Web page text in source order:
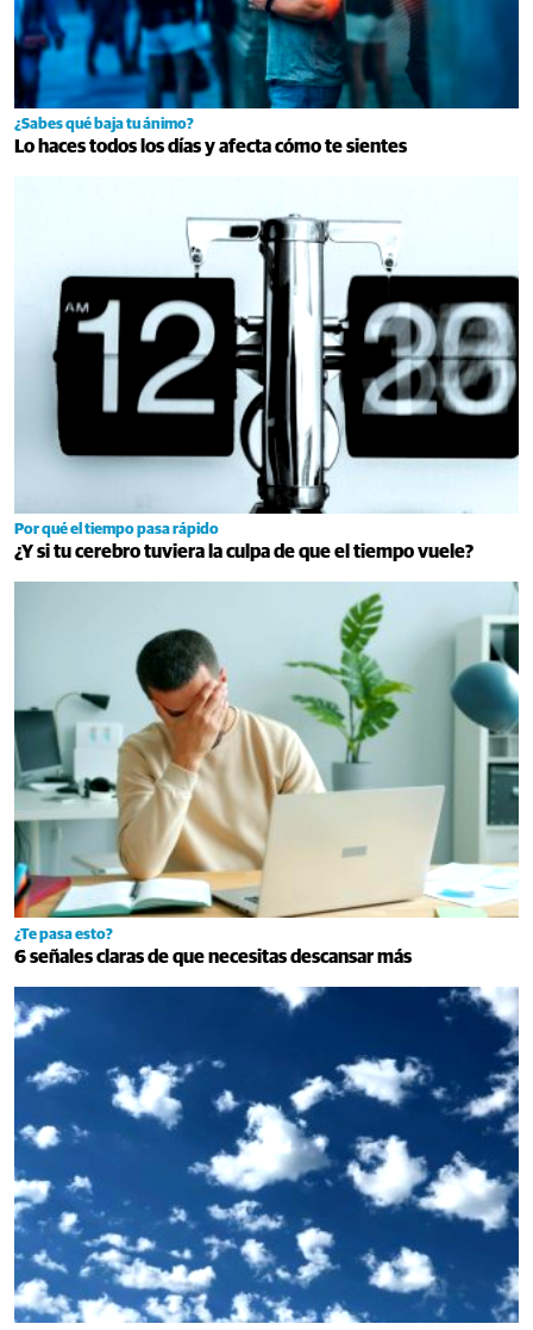
¿Sabes qué baja tu ánimo?
Lo haces todos los días y afecta cómo te sientes
Por qué el tiempo pasa rápido
¿Y si tu cerebro tuviera la culpa de que el tiempo vuele?
¿Te pasa esto?
6 señales claras de que necesitas descansar más